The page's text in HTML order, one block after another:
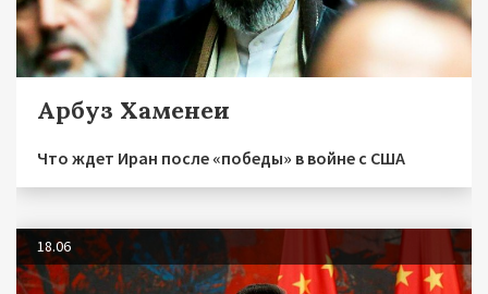
Арбуз Хаменеи
Что ждет Иран после «победы» в войне с США
18.06